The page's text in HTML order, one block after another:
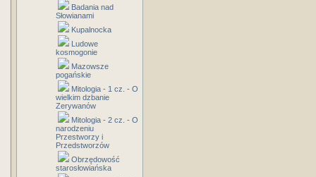
Badania nad
Słowianami
Kupalnocka
Ludowe
kosmogonie
Mazowsze
pogańskie
Mitologia - 1 cz. - O
wielkim dzbanie
Zerywanów
Mitologia - 2 cz. - O
narodzeniu
Przestworzy i
Przedstworzów
Obrzędowość
starosłowiańska